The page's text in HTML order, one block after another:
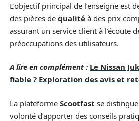
L’objectif principal de l’enseigne est
des pièces de qualité à des prix
assurant un service client à l’écoute
préoccupations des utilisateurs.
A lire en complément : Le Nissan
fiable ? Exploration des avis et
La plateforme Scootfast se
volonté d’apporter des conseils